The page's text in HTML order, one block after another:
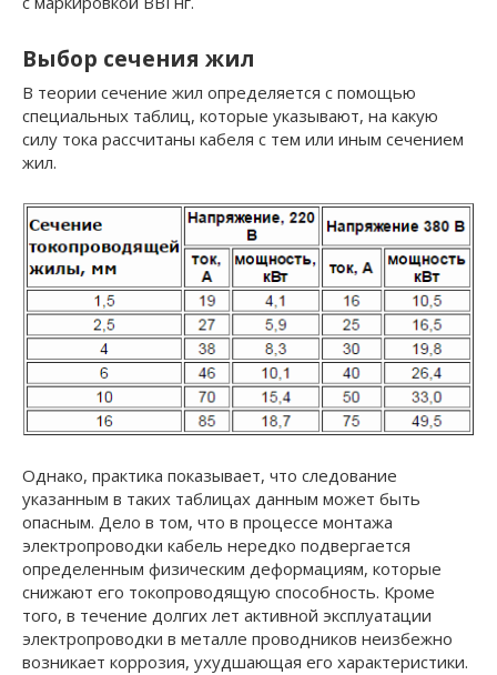
Выбор сечения жил
В теории сечение жил определяется с помощью
специальных таблиц, которые указывают, на какую
силу тока рассчитаны кабеля с тем или иным сечением
жил.
Однако, практика показывает, что следование
указанным в таких таблицах данным может быть
опасным. Дело в том, что в процессе монтажа
электропроводки кабель нередко подвергается
определенным физическим деформациям, которые
снижают его токопроводящую способность. Кроме
того, в течение долгих лет активной эксплуатации
электропроводки в металле проводников неизбежно
возникает коррозия, ухудшающая его характеристики.